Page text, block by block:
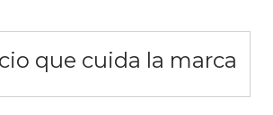
que cuida la marca